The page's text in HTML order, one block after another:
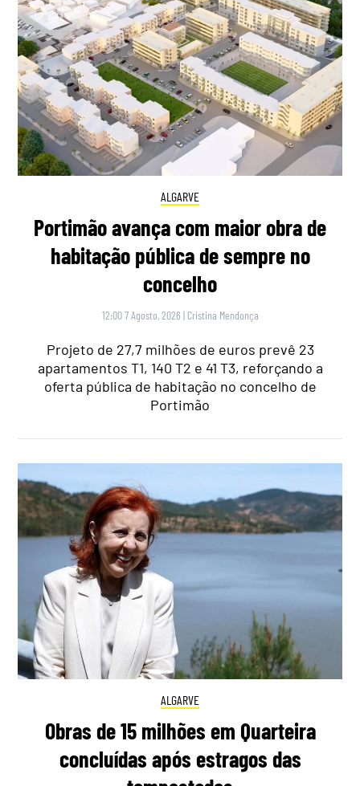
ALGARVE
Portimão avança com maior obra de
habitação pública de sempre no
concelho
12:00 7 Agosto, 2026 | Cristina Mendonça
Projeto de 27,7 milhões de euros prevê 23
apartamentos T1, 140 T2 e 41 T3, reforçando a
oferta pública de habitação no concelho de
Portimão
ALGARVE
Obras de 15 milhões em Quarteira
concluídas após estragos das